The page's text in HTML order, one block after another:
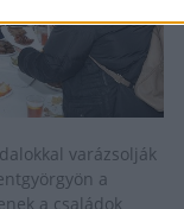
varázsolják
a
a családok